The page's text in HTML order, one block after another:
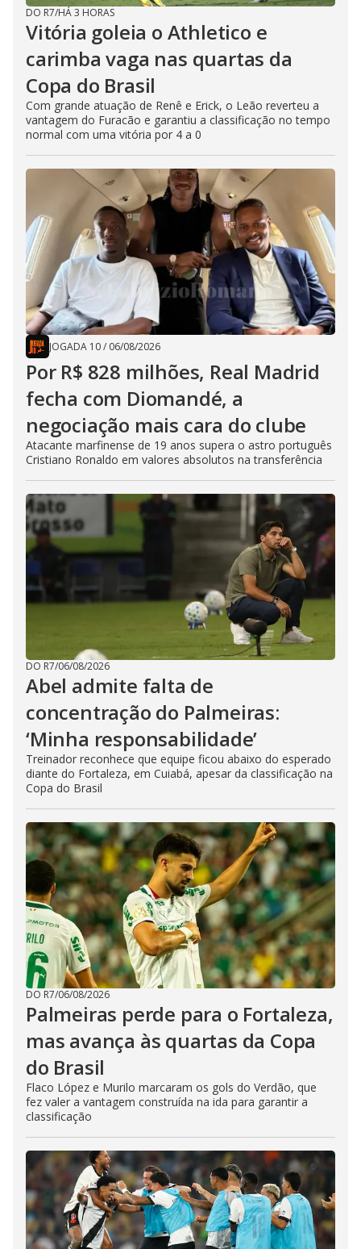
DO R7/HÁ 3 HORAS
Vitória goleia o Athletico e
carimba vaga nas quartas da
Copa do Brasil
Com grande atuação de Renê e Erick, o Leão reverteu a
vantagem do Furacão e garantiu a classificação no tempo
normal com uma vitória por 4 a 0
JOGADA 10/ 06/08/2026
Por R$ 828 milhões, Real Madrid
fecha com Diomandé, a
negociação mais cara do clube
Atacante marfinense de 19 anos supera o astro português
Cristiano Ronaldo em valores absolutos na transferência
DO R7/06/08/2026
Abel admite falta de
concentração do Palmeiras:
‘Minha responsabilidade’
Treinador reconhece que equipe ficou abaixo do esperado
diante do Fortaleza, em Cuiabá, apesar da classificação na
Copa do Brasil
DO R7/06/08/2026
Palmeiras perde para o Fortaleza,
mas avança às quartas da Copa
do Brasil
Flaco López e Murilo marcaram os gols do Verdão, que
fez valer a vantagem construída na ida para garantir a
classificação